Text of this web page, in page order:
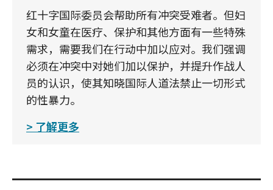
红十字国际委员会帮助所有冲突受难者。但妇
女和女童在医疗、保护和其他方面有一些特殊
需求，需要我们在行动中加以应对。我们强调
必须在冲突中对她们加以保护，并提升作战人
员的认识，使其知晓国际人道法禁止一切形式
的性暴力。
了解更多